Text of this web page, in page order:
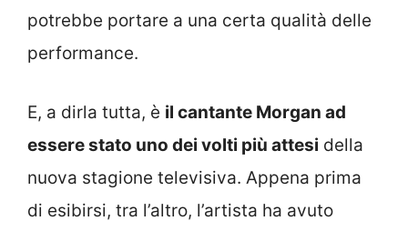
potrebbe portare a una certa qualità delle
performance.
E, a dirla tutta, è il cantante Morgan ad
essere stato uno dei volti più attesi della
nuova stagione televisiva. Appena prima
di esibirsi, tra l’altro, l’artista ha avuto